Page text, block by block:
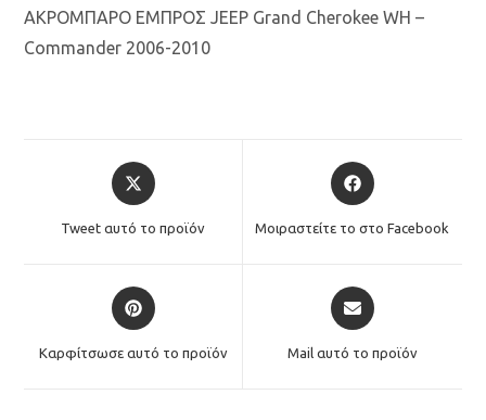
ΑΚΡΟΜΠΑΡΟ ΕΜΠΡΟΣ JEEP Grand Cherokee WH –
Commander 2006-2010
Opens
in
Tweet αυτό το προϊόν
Opens
in
Μοιραστείτε το στο Facebook
Opens
in
Καρφίτσωσε αυτό το προϊόν
Opens
in
Mail αυτό το προϊόν